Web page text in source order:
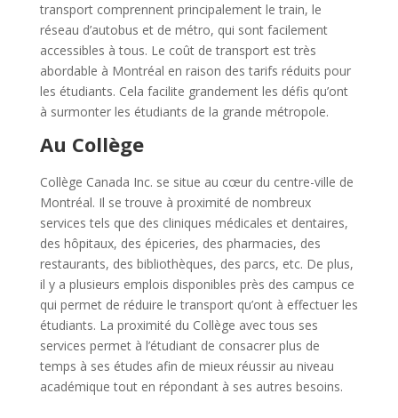
transport comprennent principalement le train, le
réseau d’autobus et de métro, qui sont facilement
accessibles à tous. Le coût de transport est très
abordable à Montréal en raison des tarifs réduits pour
les étudiants. Cela facilite grandement les défis qu’ont
à surmonter les étudiants de la grande métropole.
Au Collège
Collège Canada Inc. se situe au cœur du centre-ville de
Montréal. Il se trouve à proximité de nombreux
services tels que des cliniques médicales et dentaires,
des hôpitaux, des épiceries, des pharmacies, des
restaurants, des bibliothèques, des parcs, etc. De plus,
il y a plusieurs emplois disponibles près des campus ce
qui permet de réduire le transport qu’ont à effectuer les
étudiants. La proximité du Collège avec tous ses
services permet à l’étudiant de consacrer plus de
temps à ses études afin de mieux réussir au niveau
académique tout en répondant à ses autres besoins.